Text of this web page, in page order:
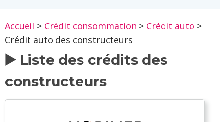
Accueil > Crédit consommation > Crédit auto >
Crédit auto des constructeurs
▶️ Liste des crédits des
constructeurs